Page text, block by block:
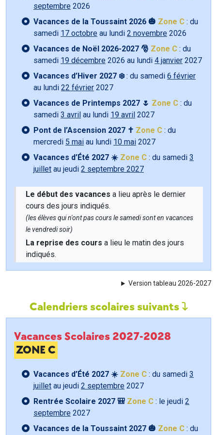
septembre 2026
Vacances de la Toussaint 2026 🎃 Zone C : du
samedi 17 octobre au lundi 2 novembre 2026
Vacances de Noël 2026-2027 🎅 Zone C : du
samedi 19 décembre 2026 au lundi 4 janvier 2027
Vacances d’Hiver 2027 ❄️: du samedi 6 février
au lundi 22 février 2027
Vacances de Printemps 2027 🌷 Zone C : du
samedi 3 avril au lundi 19 avril 2027
Pont de l’Ascension 2027 ✝️ Zone C : du
mercredi 5 mai au lundi 10 mai 2027
Vacances d’Été 2027 ☀️ Zone C : du samedi 3
juillet au jeudi 2 septembre 2027
Le début des vacances a lieu après le dernier
cours des jours indiqués.
(les élèves qui n'ont pas cours le samedi sont en vacances
le vendredi soir)
La reprise des cours a lieu le matin des jours
indiqués.
Version tableau 2026-2027
Calendriers scolaires suivants
Vacances Scolaires 2027-2028
ZONE C
Vacances d’Été 2027 ☀️ Zone C : du samedi 3
juillet au jeudi 2 septembre 2027
Rentrée Scolaire 2027 🎒 Zone C : le jeudi 2
septembre 2027
Vacances de la Toussaint 2027 🎃 Zone C : du